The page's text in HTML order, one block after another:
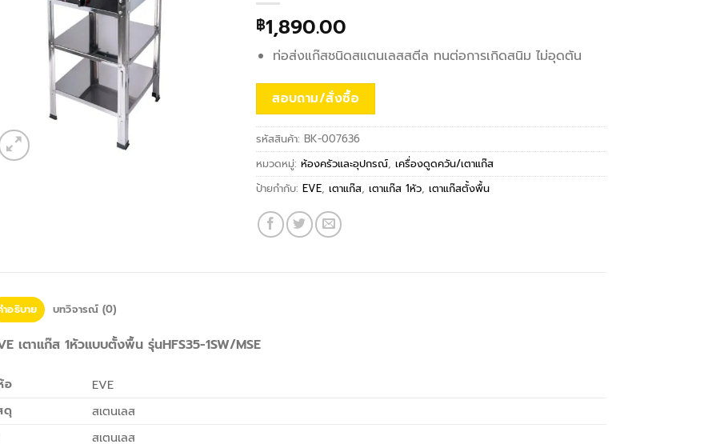
฿1,890.00
ท่อส่งแก๊สชนิดสแตนเลสสตีล ทนต่อการเกิดสนิม ไม่อุดตัน
สอบถาม/สั่งซื้อ
รหัสสินค้า:BK-007636
หมวดหมู่:ห้องครัวและอุปกรณ์,เครื่องดูดควัน/เตาแก๊ส
ป้ายกำกับ:EVE,เตาแก๊ส,เตาแก๊ส 1หัว,เตาแก๊สตั้งพื้น
ำอธิบาย บทวิจารณ์ (0)
เตาแก๊ส 1หัวแบบตั้งพื้น รุ่นHFS35-1SW/MSE
อ
EVE
ดุ
สเตนเลส
สเตนเลส